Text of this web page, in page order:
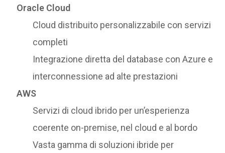
Oracle Cloud
Cloud distribuito personalizzabile con servizi
completi
Integrazione diretta del database con Azure e
interconnessione ad alte prestazioni
AWS
Servizi di cloud ibrido per un’esperienza
coerente on-premise, nel cloud e al bordo
Vasta gamma di soluzioni ibride per